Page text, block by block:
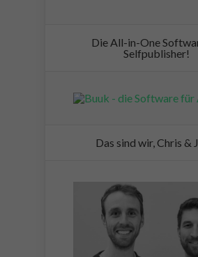
Die All-in-One
Selfpublisher!
Das sind wir, Chris &